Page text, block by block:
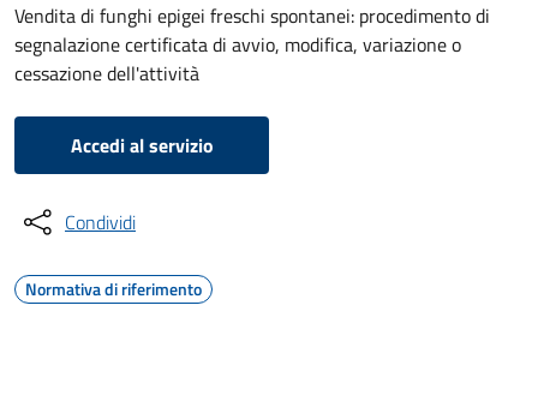
Vendita di funghi epigei freschi spontanei: procedimento di
segnalazione certificata di avvio, modifica, variazione o
cessazione dell'attività
Accedi al servizio
Condividi
Normativa di riferimento